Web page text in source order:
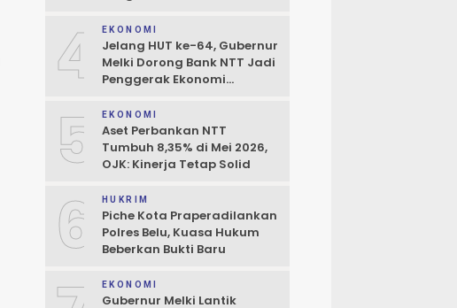
4 EKONOMI
Jelang HUT ke-64, Gubernur
Melki Dorong Bank NTT Jadi
Penggerak Ekonomi
5 EKONOMI
Aset Perbankan NTT
Tumbuh 8,35% di Mei 2026,
OJK: Kinerja Tetap Solid
6 HUKRIM
Piche Kota Praperadilankan
Polres Belu, Kuasa Hukum
Beberkan Bukti Baru
EKONOMI
Gubernur Melki Lantik